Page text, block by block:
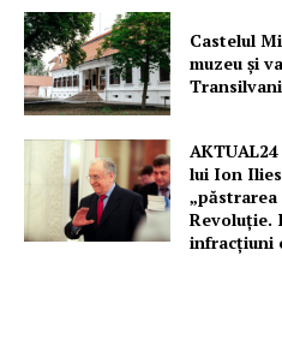
Castelul
muzeu şi
lui Ion
Revoluție.
infracțiuni